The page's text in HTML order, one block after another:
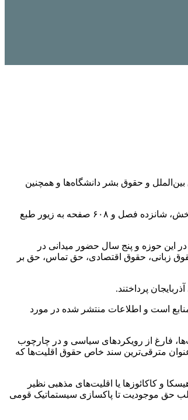
و حقوق بشر دانشگاه‌ها و همچنین
کتاب «وضعیت اقلیت‌ها در جمهوری آذربایجان از منظر حقوق بین‌الملل» به قلم احمد کاظمی استاد حقوق بین‌الملل دانشگاه و پژوهشگر ارشد اوراسیا در چهار بخش، شانزده فصل و ۶۰۸ صفحه به زیور طبع
در این حوزه و پنج سال حضور میدانی در
زبانی، حقوق اقتصادی، حق تماس، حق بر
پرداختند.
است و اطلاعات منتشر شده در مورد
فارغ از رویکردهای سیاسی و در چارچوب
حقوق بین‌الملل اقلیت‌ها به ویژه اعلامیه سازمان ملل درباره حقوق اشخاص متعلق به اقلیت‌های ملی یا قومی، مذهبی و زبانی مصوب ۱۹۹۲ به عنوان مترقی‌ترین سند خاص حقوق اقلیت‌ها که
و کاکائوزها یا اقلیت‌های مذهبی نظیر
حق موجودیت تا پاکسازی سیستماتیک قومی